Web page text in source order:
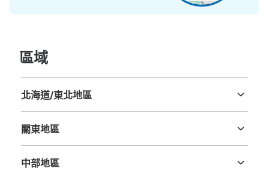
可保管的行李數
區域
北海道/東北地區
關東地區
中部地區